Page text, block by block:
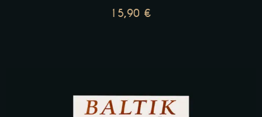
15,90 €
AGGIUNGI AL CARRELLO